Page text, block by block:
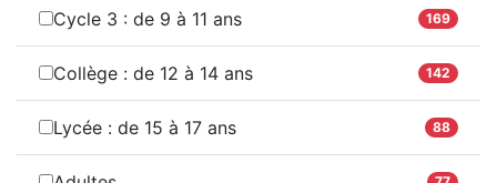
Cycle 3 : de 9 à 11 ans 169
Collège : de 12 à 14 ans 142
Lycée : de 15 à 17 ans 88